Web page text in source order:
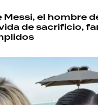
Messi, el hombre
de sacrificio,